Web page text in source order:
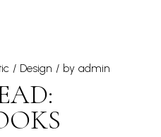
Design by admin